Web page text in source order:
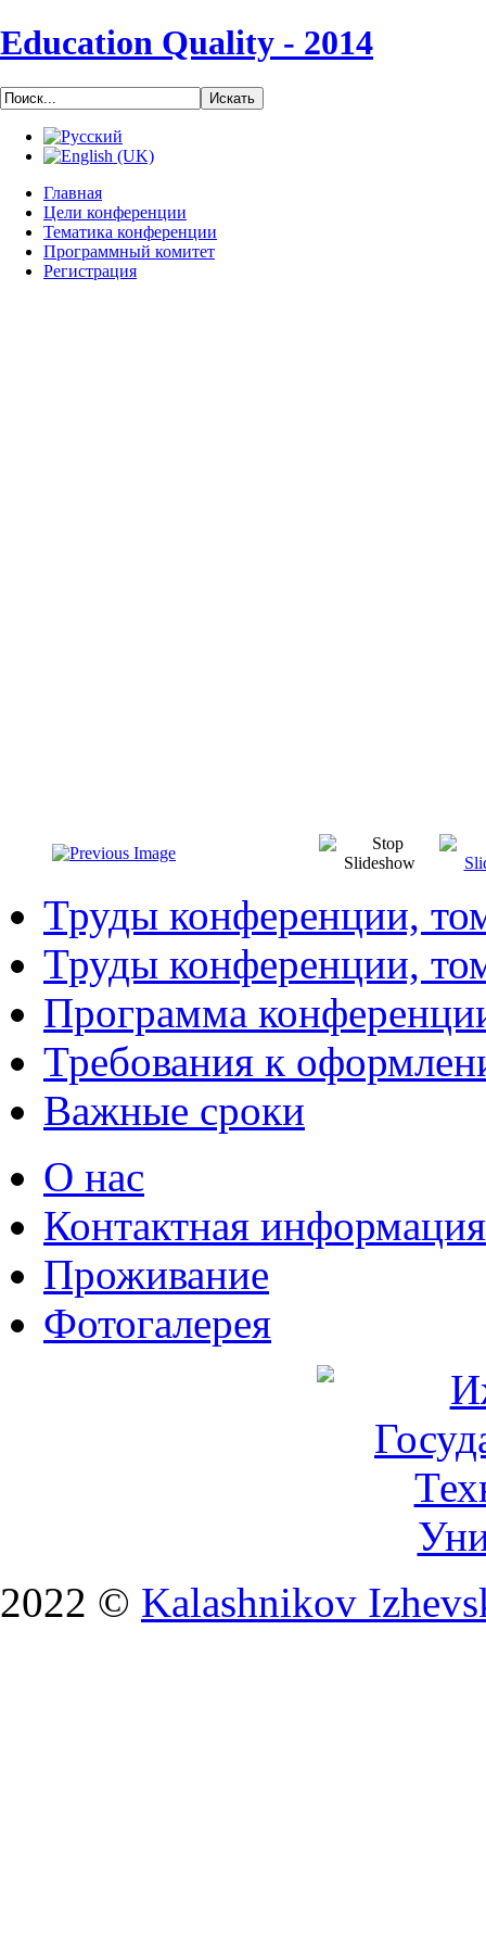
Education Quality - 2014
Главная
Цели конференции
Тематика конференции
Программный комитет
Регистрация
Труды конференции,
Труды конференции,
Программа
Требования к
Важные сроки
О нас
Контактная информация
Проживание
Фотогалерея
2022 © Kalashnikov